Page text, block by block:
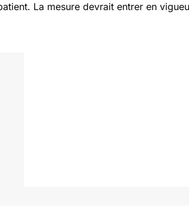
La mesure devrait entrer en